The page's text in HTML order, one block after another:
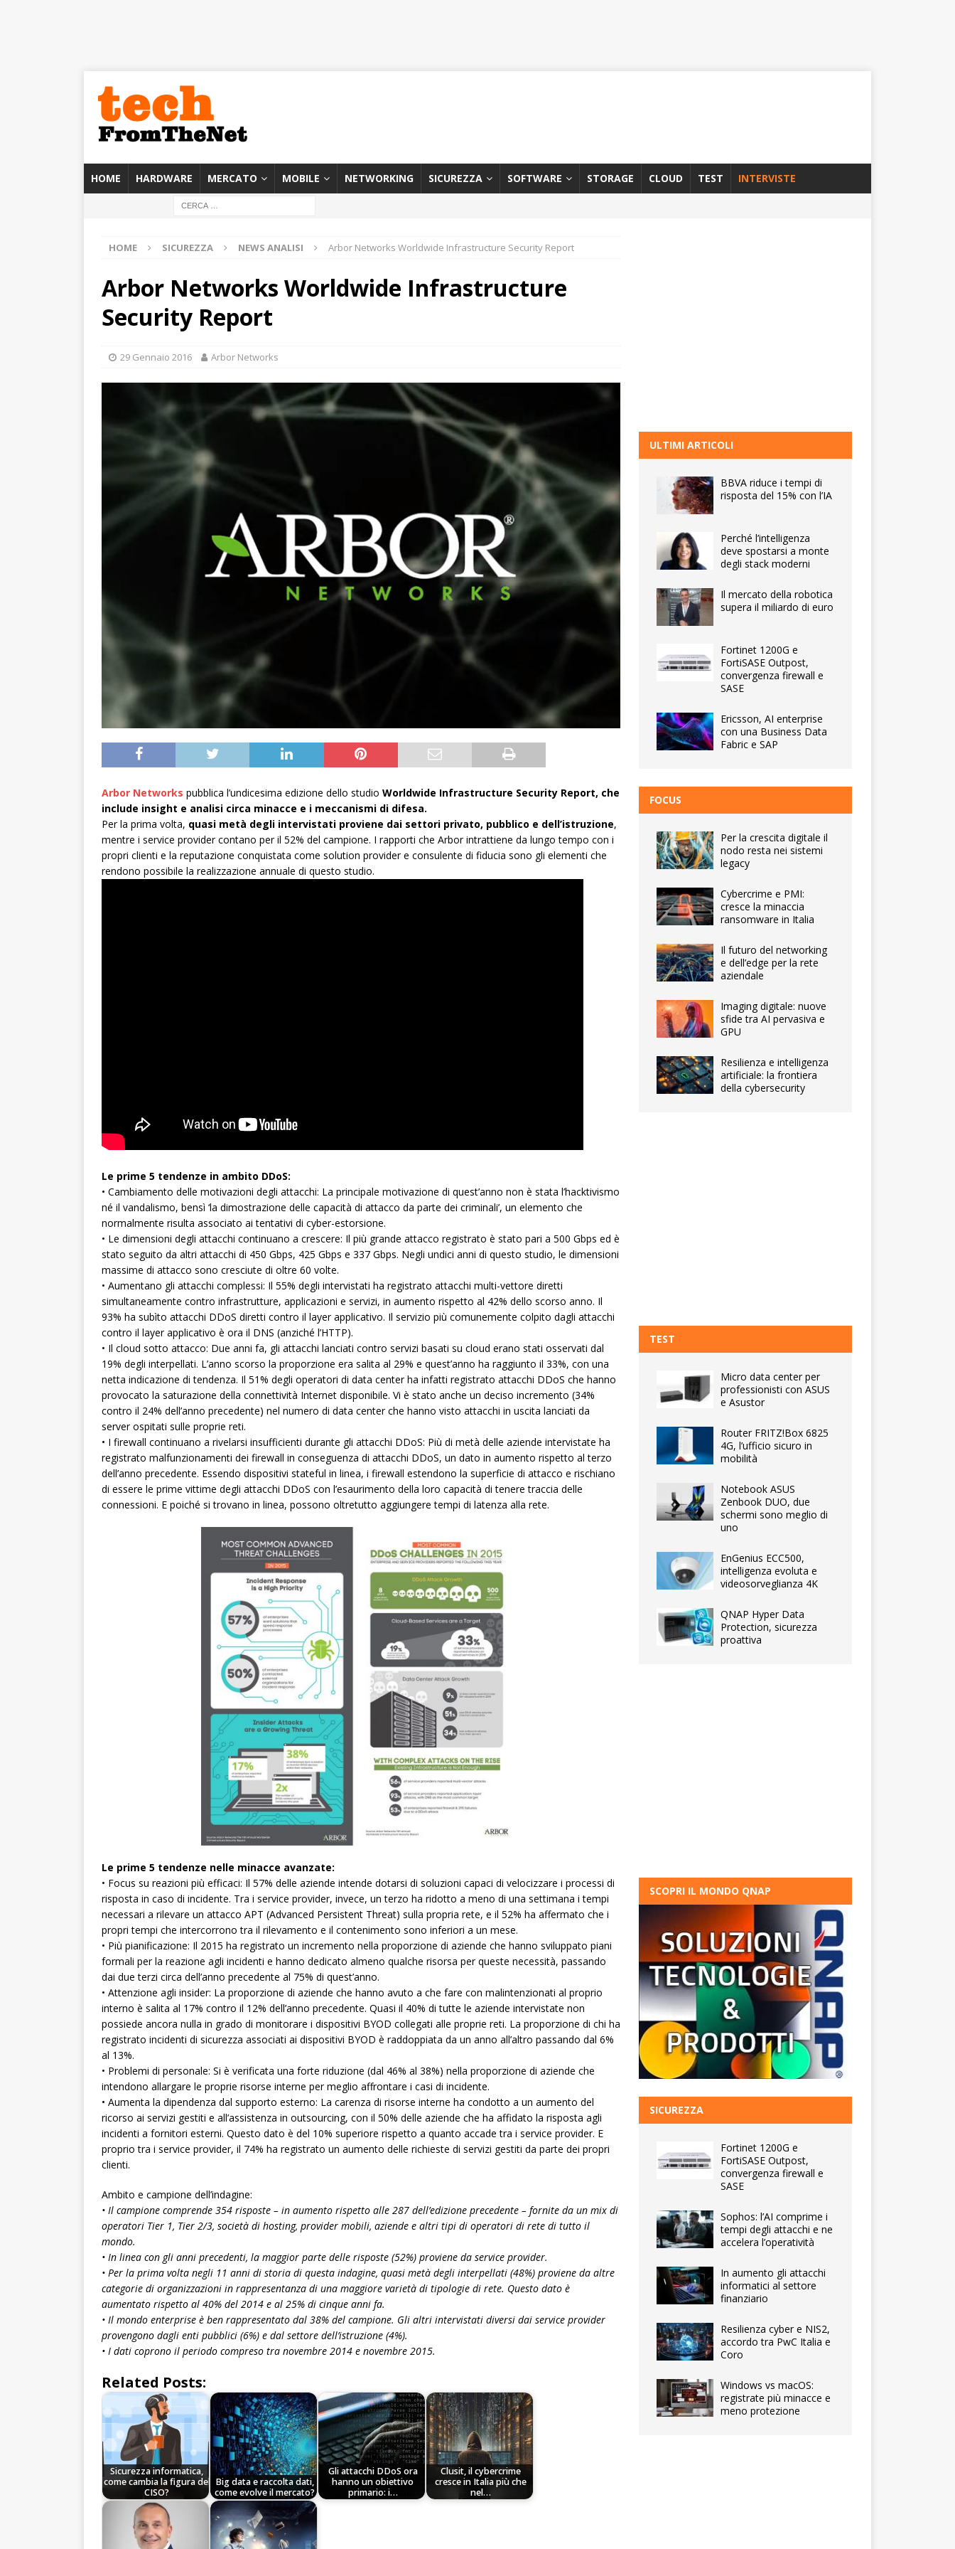
HOME HARDWARE MERCATO MOBILE NETWORKING SICUREZZA SOFTWARE STORAGE CLOUD TEST INTERVISTE
HOME SICUREZZA NEWS ANALISI Arbor Networks Worldwide Infrastructure Security Report
Arbor Networks Worldwide Infrastructure
Security Report
29 Gennaio 2016 Arbor Networks
Arbor Networks pubblica l’undicesima edizione dello studio Worldwide Infrastructure Security Report, che
include insight e analisi circa minacce e i meccanismi di difesa.
Per la prima volta, quasi metà degli intervistati proviene dai settori privato, pubblico e dell’istruzione,
mentre i service provider contano per il 52% del campione. I rapporti che Arbor intrattiene da lungo tempo con i
propri clienti e la reputazione conquistata come solution provider e consulente di fiducia sono gli elementi che
rendono possibile la realizzazione annuale di questo studio.
Le prime 5 tendenze in ambito DDoS:
• Cambiamento delle motivazioni degli attacchi: La principale motivazione di quest’anno non è stata l’hacktivismo
né il vandalismo, bensì ‘la dimostrazione delle capacità di attacco da parte dei criminali’, un elemento che
normalmente risulta associato ai tentativi di cyber-estorsione.
• Le dimensioni degli attacchi continuano a crescere: Il più grande attacco registrato è stato pari a 500 Gbps ed è
stato seguito da altri attacchi di 450 Gbps, 425 Gbps e 337 Gbps. Negli undici anni di questo studio, le dimensioni
massime di attacco sono cresciute di oltre 60 volte.
• Aumentano gli attacchi complessi: Il 55% degli intervistati ha registrato attacchi multi-vettore diretti
simultaneamente contro infrastrutture, applicazioni e servizi, in aumento rispetto al 42% dello scorso anno. Il
93% ha subìto attacchi DDoS diretti contro il layer applicativo. Il servizio più comunemente colpito dagli attacchi
contro il layer applicativo è ora il DNS (anziché l’HTTP).
• Il cloud sotto attacco: Due anni fa, gli attacchi lanciati contro servizi basati su cloud erano stati osservati dal
19% degli interpellati. L’anno scorso la proporzione era salita al 29% e quest’anno ha raggiunto il 33%, con una
netta indicazione di tendenza. Il 51% degli operatori di data center ha infatti registrato attacchi DDoS che hanno
provocato la saturazione della connettività Internet disponibile. Vi è stato anche un deciso incremento (34%
contro il 24% dell’anno precedente) nel numero di data center che hanno visto attacchi in uscita lanciati da
server ospitati sulle proprie reti.
• I firewall continuano a rivelarsi insufficienti durante gli attacchi DDoS: Più di metà delle aziende intervistate ha
registrato malfunzionamenti dei firewall in conseguenza di attacchi DDoS, un dato in aumento rispetto al terzo
dell’anno precedente. Essendo dispositivi stateful in linea, i firewall estendono la superficie di attacco e rischiano
di essere le prime vittime degli attacchi DDoS con l’esaurimento della loro capacità di tenere traccia delle
connessioni. E poiché si trovano in linea, possono oltretutto aggiungere tempi di latenza alla rete.
Le prime 5 tendenze nelle minacce avanzate:
• Focus su reazioni più efficaci: Il 57% delle aziende intende dotarsi di soluzioni capaci di velocizzare i processi di
risposta in caso di incidente. Tra i service provider, invece, un terzo ha ridotto a meno di una settimana i tempi
necessari a rilevare un attacco APT (Advanced Persistent Threat) sulla propria rete, e il 52% ha affermato che i
propri tempi che intercorrono tra il rilevamento e il contenimento sono inferiori a un mese.
• Più pianificazione: Il 2015 ha registrato un incremento nella proporzione di aziende che hanno sviluppato piani
formali per la reazione agli incidenti e hanno dedicato almeno qualche risorsa per queste necessità, passando
dai due terzi circa dell’anno precedente al 75% di quest’anno.
• Attenzione agli insider: La proporzione di aziende che hanno avuto a che fare con malintenzionati al proprio
interno è salita al 17% contro il 12% dell’anno precedente. Quasi il 40% di tutte le aziende intervistate non
possiede ancora nulla in grado di monitorare i dispositivi BYOD collegati alle proprie reti. La proporzione di chi ha
registrato incidenti di sicurezza associati ai dispositivi BYOD è raddoppiata da un anno all’altro passando dal 6%
al 13%.
• Problemi di personale: Si è verificata una forte riduzione (dal 46% al 38%) nella proporzione di aziende che
intendono allargare le proprie risorse interne per meglio affrontare i casi di incidente.
• Aumenta la dipendenza dal supporto esterno: La carenza di risorse interne ha condotto a un aumento del
ricorso ai servizi gestiti e all’assistenza in outsourcing, con il 50% delle aziende che ha affidato la risposta agli
incidenti a fornitori esterni. Questo dato è del 10% superiore rispetto a quanto accade tra i service provider. E
proprio tra i service provider, il 74% ha registrato un aumento delle richieste di servizi gestiti da parte dei propri
clienti.
Ambito e campione dell’indagine:
• Il campione comprende 354 risposte – in aumento rispetto alle 287 dell’edizione precedente – fornite da un mix di
operatori Tier 1, Tier 2/3, società di hosting, provider mobili, aziende e altri tipi di operatori di rete di tutto il
mondo.
• In linea con gli anni precedenti, la maggior parte delle risposte (52%) proviene da service provider.
• Per la prima volta negli 11 anni di storia di questa indagine, quasi metà degli interpellati (48%) proviene da altre
categorie di organizzazioni in rappresentanza di una maggiore varietà di tipologie di rete. Questo dato è
aumentato rispetto al 40% del 2014 e al 25% di cinque anni fa.
• Il mondo enterprise è ben rappresentato dal 38% del campione. Gli altri intervistati diversi dai service provider
provengono dagli enti pubblici (6%) e dal settore dell’istruzione (4%).
• I dati coprono il periodo compreso tra novembre 2014 e novembre 2015.
Related Posts:
Sicurezza informatica,
come cambia la figura del
CISO?
Big data e raccolta dati,
come evolve il mercato?
Gli attacchi DDoS ora
hanno un obiettivo
primario: i…
Clusit, il cybercrime
cresce in Italia più che
nel…
ULTIMI ARTICOLI
BBVA riduce i tempi di
risposta del 15% con l’IA
Perché l’intelligenza
deve spostarsi a monte
degli stack moderni
Il mercato della robotica
supera il miliardo di euro
Fortinet 1200G e
FortiSASE Outpost,
convergenza firewall e
SASE
Ericsson, AI enterprise
con una Business Data
Fabric e SAP
FOCUS
Per la crescita digitale il
nodo resta nei sistemi
legacy
Cybercrime e PMI:
cresce la minaccia
ransomware in Italia
Il futuro del networking
e dell’edge per la rete
aziendale
Imaging digitale: nuove
sfide tra AI pervasiva e
GPU
Resilienza e intelligenza
artificiale: la frontiera
della cybersecurity
TEST
Micro data center per
professionisti con ASUS
e Asustor
Router FRITZ!Box 6825
4G, l’ufficio sicuro in
mobilità
Notebook ASUS
Zenbook DUO, due
schermi sono meglio di
uno
EnGenius ECC500,
intelligenza evoluta e
videosorveglianza 4K
QNAP Hyper Data
Protection, sicurezza
proattiva
SCOPRI IL MONDO QNAP
SICUREZZA
Fortinet 1200G e
FortiSASE Outpost,
convergenza firewall e
SASE
Sophos: l’AI comprime i
tempi degli attacchi e ne
accelera l’operatività
In aumento gli attacchi
informatici al settore
finanziario
Resilienza cyber e NIS2,
accordo tra PwC Italia e
Coro
Windows vs macOS:
registrate più minacce e
meno protezione